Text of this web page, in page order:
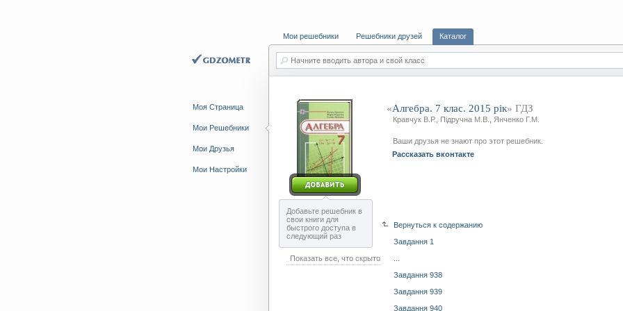
Моя Страница
Мои Решебники
Мои Друзья
Мои Настройки
Мои решебники Решебники друзей Каталог
Начните вводить автора и свой класс
Добавьте решебник в
свои книги для
быстрого доступа в
следующий раз
«Алгебра. 7 клас. 2015 рік» ГДЗ
Кравчук В.Р., Підручна М.В., Янченко Г.М.
Ваши друзья не знают про этот решебник.
Рассказать вконтакте
Вернуться к содержанию
Завдання 1
Показать все, что скрыто
Завдання 938
Завдання 939
Завдання 940